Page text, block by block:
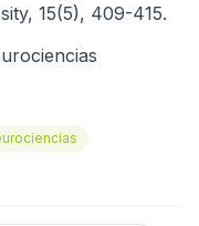
15(5), 409-415.